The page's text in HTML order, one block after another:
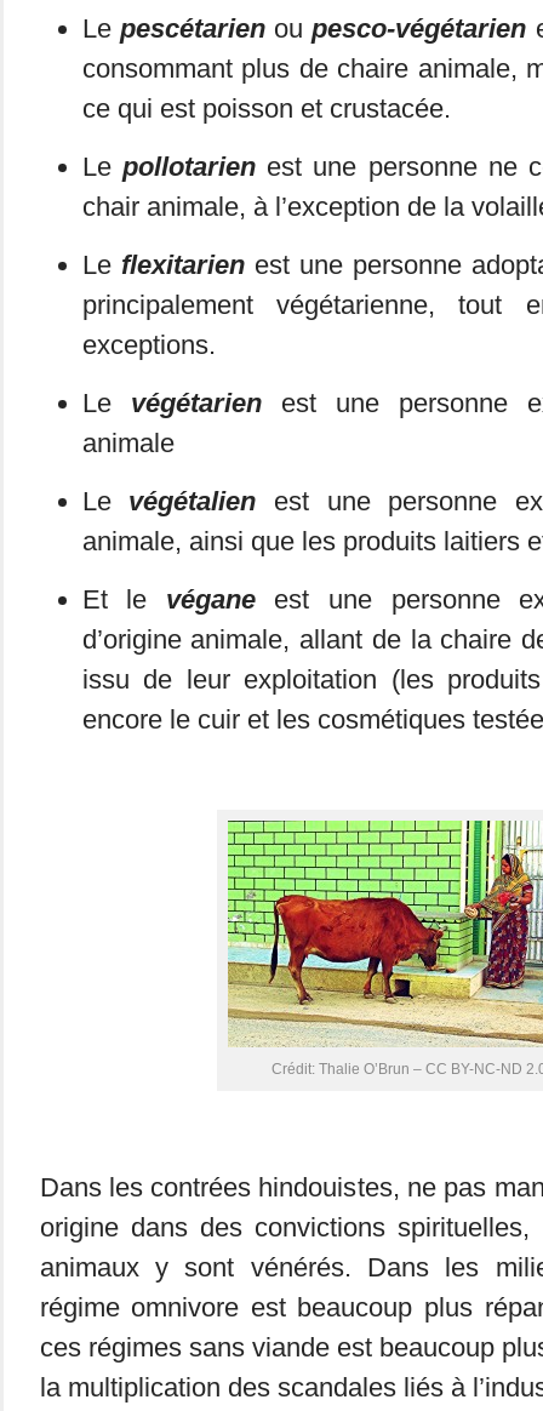
Le pescétarienou pesco-végétarien
consommant plus de chaire animale,
ce qui est poisson et crustacée.
Le pollotarienest une personne ne
chair animale, à l’exception de la
Le flexitarienest une personne
principalement végétarienne, tout
exceptions.
Le végétarienest une personne
animale
Le végétalien est une personne
animale, ainsi que les produits laitiers
Et le véganeest une personne
d’origine animale, allant de la chaire
issu de leur exploitation (les
encore le cuir et les cosmétiques
Crédit: Thalie O’Brun – CC BY-NC-ND
Dans les contrées hindouistes, ne pas
origine dans des convictions
animaux y sont vénérés. Dans les
régime omnivore est beaucoup plus
ces régimes sans viande est beaucoup
la multiplication des scandales liés à